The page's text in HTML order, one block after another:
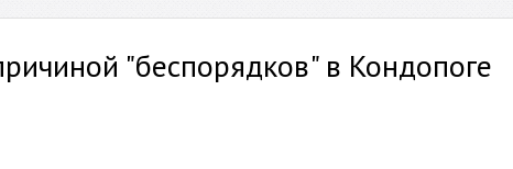
"беспорядков" в Кондопоге